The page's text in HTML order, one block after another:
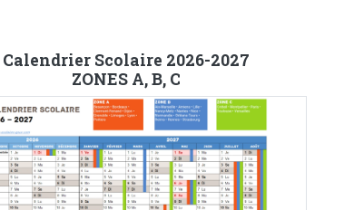
Calendrier Scolaire 2026-2027
ZONES A, B, C